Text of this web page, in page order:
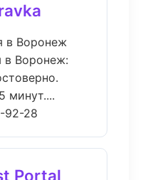
в Воронеж
в Воронеж:
минут....
92-28
Portal